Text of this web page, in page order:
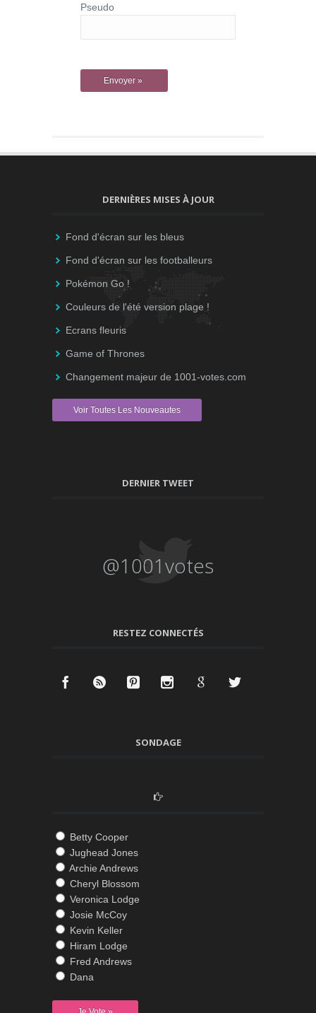
Pseudo
DERNIÈRES MISES À JOUR
Fond d'écran sur les bleus
Fond d'écran sur les footballeurs
Pokémon Go !
Couleurs de l'été version plage !
Ecrans fleuris
Game of Thrones
Changement majeur de 1001-votes.com
Voir Toutes Les Nouveautes
DERNIER TWEET
@1001votes
RESTEZ CONNECTÉS
SONDAGE
Betty Cooper
Jughead Jones
Archie Andrews
Cheryl Blossom
Veronica Lodge
Josie McCoy
Kevin Keller
Hiram Lodge
Fred Andrews
Dana